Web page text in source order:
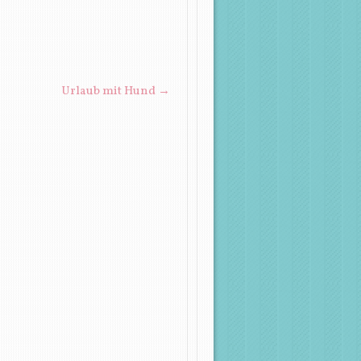
Urlaub mit Hund →